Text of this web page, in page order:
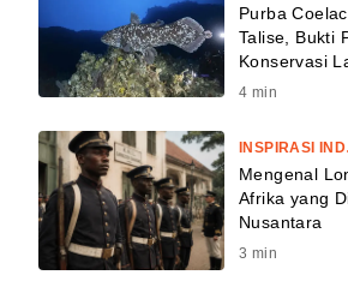
Purba
Talise, Bukti
Konservasi
4 min
Mengenal
Afrika yang
Nusantara
3 min